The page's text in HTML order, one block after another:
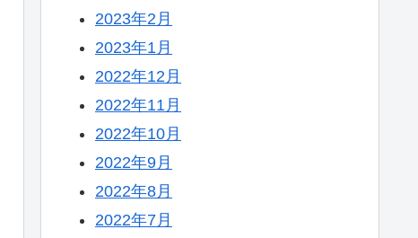
2023年2月
2023年1月
2022年12月
2022年11月
2022年10月
2022年9月
2022年8月
2022年7月